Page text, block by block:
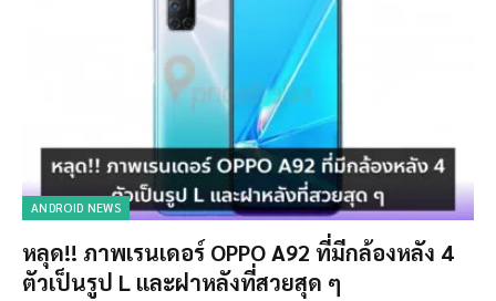
ANDROID NEWS
หลุด!! ภาพเรนเดอร์ OPPO A92 ที่มีกล้องหลัง 4
ตัวเป็นรูป L และฝาหลังที่สวยสุด ๆ